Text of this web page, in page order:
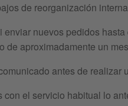
de reorganización
nuevos pedidos
de aproximadamente un
antes de realizar
el servicio habitual lo
cuentas oficiales?